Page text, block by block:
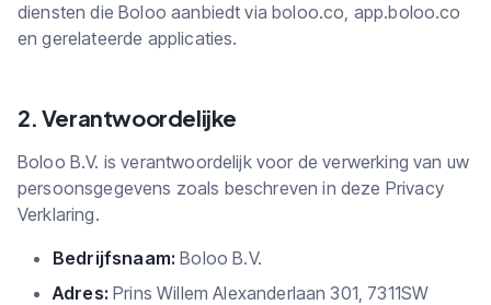
diensten die Boloo aanbiedt via boloo.co, app.boloo.co
en gerelateerde applicaties.
2. Verantwoordelijke
Boloo B.V. is verantwoordelijk voor de verwerking van uw
persoonsgegevens zoals beschreven in deze Privacy
Verklaring.
Bedrijfsnaam: Boloo B.V.
Adres: Prins Willem Alexanderlaan 301, 7311SW